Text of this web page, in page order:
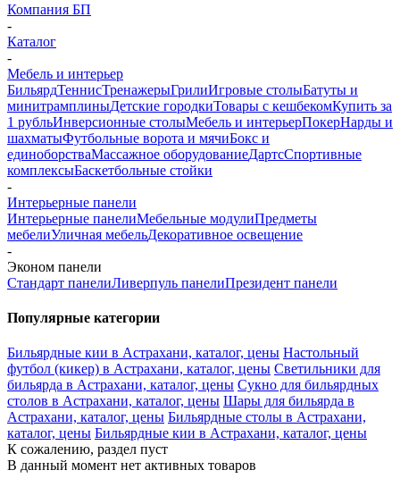
Компания БП
-
Каталог
-
Мебель и интерьер
БильярдТеннисТренажерыГрилиИгровые столыБатуты и
минитрамплиныДетские городкиТовары с кешбекомКупить за
1 рубльИнверсионные столыМебель и интерьерПокерНарды и
шахматыФутбольные ворота и мячиБокс и
единоборстваМассажное оборудованиеДартсСпортивные
комплексыБаскетбольные стойки
-
Интерьерные панели
Интерьерные панелиМебельные модулиПредметы
мебелиУличная мебельДекоративное освещение
-
Эконом панели
Стандарт панелиЛиверпуль панелиПрезидент панели
Популярные категории
Бильярдные кии в Астрахани, каталог, цены Настольный
футбол (кикер) в Астрахани, каталог, цены Светильники для
бильярда в Астрахани, каталог, цены Сукно для бильярдных
столов в Астрахани, каталог, цены Шары для бильярда в
Астрахани, каталог, цены Бильярдные столы в Астрахани,
каталог, цены Бильярдные кии в Астрахани, каталог, цены
К сожалению, раздел пуст
В данный момент нет активных товаров